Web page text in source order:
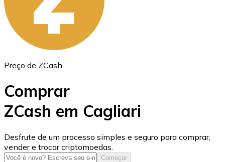
ETH
USD Coin
USDC
Preço de ZCash
Comprar
ZCash em Cagliari
Desfrute de um processo simples e seguro para comprar,
vender e trocar criptomoedas.
Começar